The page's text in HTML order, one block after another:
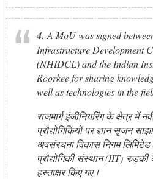
4. A MoU was signed
Infrastructure Development
(NHIDCL) and the Indian
Roorkee for sharing
well as technologies in the
राजमार्ग इंजीनियरिंग के क्षेत्र में
प्रौद्योगिकियों पर ज्ञान सृजन
अवसंरचना विकास निगम
प्रौद्योगिकी संस्थान (IIT)-
हस्ताक्षर किए गए।